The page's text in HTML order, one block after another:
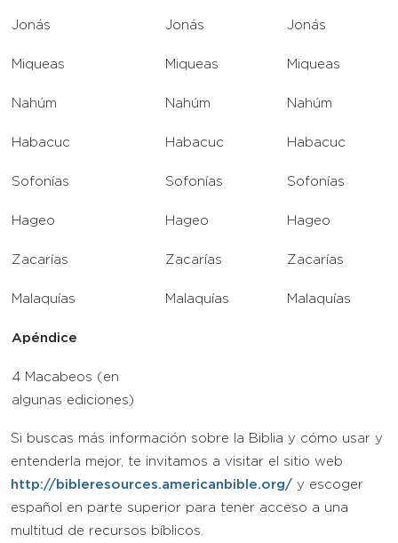
Jonás Jonás Jonás
Miqueas Miqueas Miqueas
Nahúm Nahúm Nahúm
Habacuc Habacuc Habacuc
Sofonías Sofonías Sofonías
Hageo Hageo Hageo
Zacarías Zacarías Zacarías
Malaquías Malaquías Malaquías
Apéndice
4 Macabeos (en
algunas ediciones)
Si buscas más información sobre la Biblia y cómo usar y
entenderla mejor, te invitamos a visitar el sitio web
http://bibleresources.americanbible.org/ y escoger
español en parte superior para tener acceso a una
multitud de recursos bíblicos.